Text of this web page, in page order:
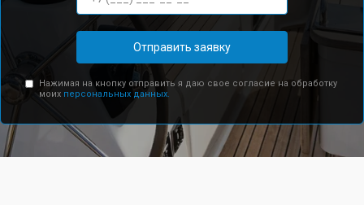
Отправить заявку
Нажимая на кнопку отправить я даю свое согласие на обработку
моих персональных данных.